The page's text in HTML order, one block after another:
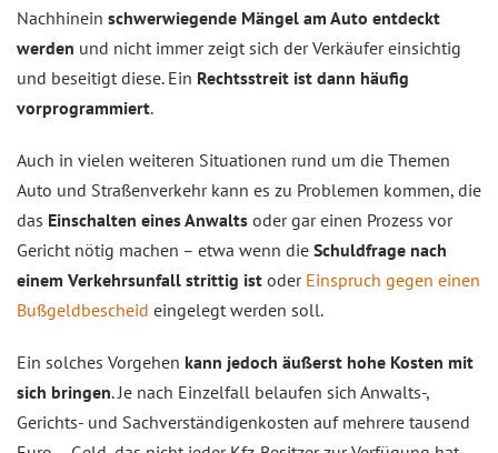
Nachhinein schwerwiegende Mängel am Auto entdeckt
werden und nicht immer zeigt sich der Verkäufer einsichtig
und beseitigt diese. Ein Rechtsstreit ist dann häufig
vorprogrammiert.
Auch in vielen weiteren Situationen rund um die Themen
Auto und Straßenverkehr kann es zu Problemen kommen, die
das Einschalten eines Anwalts oder gar einen Prozess vor
Gericht nötig machen – etwa wenn die Schuldfrage nach
einem Verkehrsunfall strittig ist oder Einspruch gegen einen
Bußgeldbescheid eingelegt werden soll.
Ein solches Vorgehen kann jedoch äußerst hohe Kosten mit
sich bringen. Je nach Einzelfall belaufen sich Anwalts-,
Gerichts- und Sachverständigenkosten auf mehrere tausend